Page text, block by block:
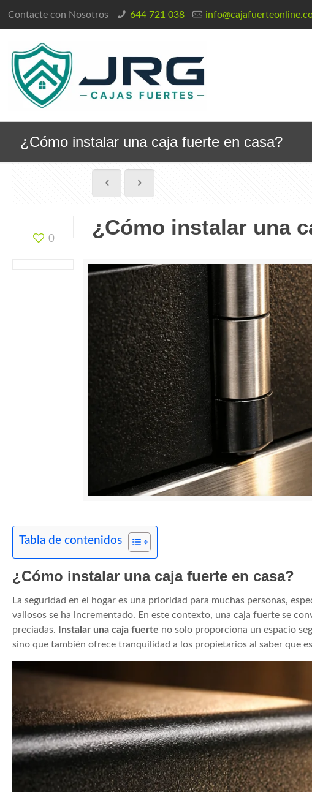
Contacte con Nosotros 644 721 038
¿Cómo instalar una caja fuerte en casa?
0 ¿Cómo instalar una
Tabla de contenidos
¿Cómo instalar una caja fuerte en casa?
La seguridad en el hogar es una prioridad para muchas personas,
valiosos se ha incrementado. En este contexto, una caja fuerte se
preciadas.
Instalar una caja fuerte no solo proporciona un espacio
sino que también ofrece tranquilidad a los propietarios al saber que